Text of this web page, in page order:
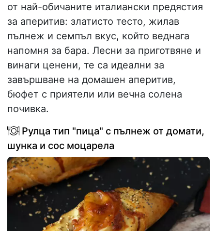
от най-обичаните италиански предястия
за аперитив: златисто тесто, жилав
пълнеж и семпъл вкус, който веднага
напомня за бара. Лесни за приготвяне и
винаги ценени, те са идеални за
завършване на домашен аперитив,
бюфет с приятели или вечна солена
почивка.
Рулца тип "пица" с пълнеж от домати,
шунка и сос моцарела